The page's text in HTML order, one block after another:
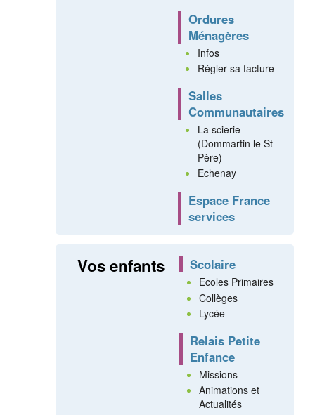
Ordures
Ménagères
Infos
Régler sa facture
Salles
Communautaires
La scierie
(Dommartin le St
Père)
Echenay
Espace France
services
Vos enfants Scolaire
Ecoles Primaires
Collèges
Lycée
Relais Petite
Enfance
Missions
Animations et
Actualités